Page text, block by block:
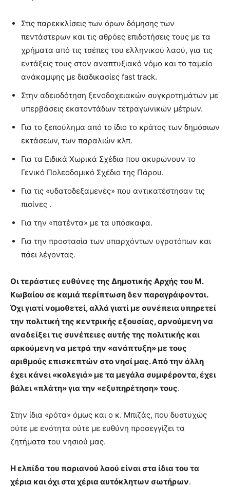
Στις παρεκκλίσεις των όρων δόμησης των
πεντάστερων και τις αθρόες επιδοτήσεις τους με τα
χρήματα από τις τσέπες του ελληνικού λαού, για τις
εντάξεις τους στον αναπτυξιακό νόμο και το ταμείο
ανάκαμψης με διαδικασίες fast track.
Στην αδειοδότηση ξενοδοχειακών συγκροτημάτων με
υπερβάσεις εκατοντάδων τετραγωνικών μέτρων.
Για το ξεπούλημα από το ίδιο το κράτος των δημόσιων
εκτάσεων, των παραλιών κλπ.
Για τα Ειδικά Χωρικά Σχέδια που ακυρώνουν το
Γενικό Πολεοδομικό Σχέδιο της Πάρου.
Για τις «υδατοδεξαμενές» που αντικατέστησαν τις
πισίνες .
Για την «πατέντα» με τα υπόσκαφα.
Για την προστασία των υπαρχόντων υγροτόπων και
πάει λέγοντας.
Οι τεράστιες ευθύνες της Δημοτικής Αρχής του Μ.
Κωβαίου σε καμιά περίπτωση δεν παραγράφονται.
Όχι γιατί νομοθετεί, αλλά γιατί με συνέπεια υπηρετεί
την πολιτική της κεντρικής εξουσίας, αρνούμενη να
αναδείξει τις συνέπειες αυτής της πολιτικής και
αρκούμενη να μετρά την «ανάπτυξη» με τους
αριθμούς επισκεπτών στο νησί μας. Από την άλλη
έχει κάνει «κολεγιά» με τα μεγάλα συμφέροντα, έχει
βάλει «πλάτη» για την «εξυπηρέτηση» τους.
Στην ίδια «ρότα» όμως και ο κ. Μπιζάς, που δυστυχώς
ούτε με ενότητα ούτε με ευθύνη προσεγγίζει τα
ζητήματα του νησιού μας.
Η ελπίδα του παριανού λαού είναι στα ίδια του τα
χέρια και όχι στα χέρια αυτόκλητων σωτήρων.